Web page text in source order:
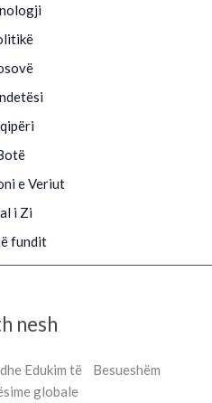
e Veriut
i Zi
fundit
nesh
Edukim të Besueshëm
globale